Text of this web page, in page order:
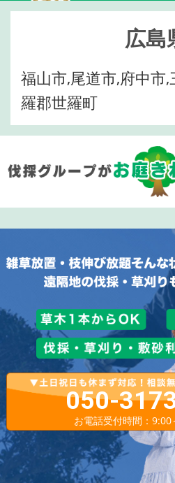
広島
福山市,尾道市,府中市
羅郡世羅町
050-
お電話受付時間：